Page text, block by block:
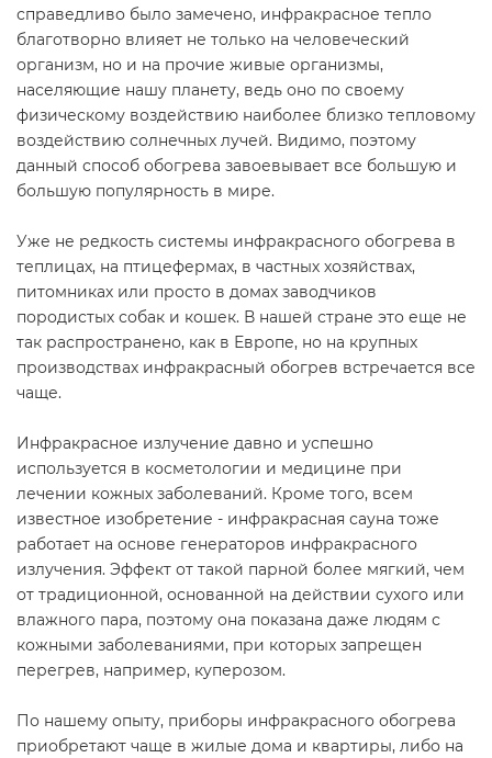
справедливо было замечено, инфракрасное тепло
благотворно влияет не только на человеческий
организм, но и на прочие живые организмы,
населяющие нашу планету, ведь оно по своему
физическому воздействию наиболее близко тепловому
воздействию солнечных лучей. Видимо, поэтому
данный способ обогрева завоевывает все большую и
большую популярность в мире.
Уже не редкость системы инфракрасного обогрева в
теплицах, на птицефермах, в частных хозяйствах,
питомниках или просто в домах заводчиков
породистых собак и кошек. В нашей стране это еще не
так распространено, как в Европе, но на крупных
производствах инфракрасный обогрев встречается все
чаще.
Инфракрасное излучение давно и успешно
используется в косметологии и медицине при
лечении кожных заболеваний. Кроме того, всем
известное изобретение - инфракрасная сауна тоже
работает на основе генераторов инфракрасного
излучения. Эффект от такой парной более мягкий, чем
от традиционной, основанной на действии сухого или
влажного пара, поэтому она показана даже людям с
кожными заболеваниями, при которых запрещен
перегрев, например, куперозом.
По нашему опыту, приборы инфракрасного обогрева
приобретают чаще в жилые дома и квартиры, либо на